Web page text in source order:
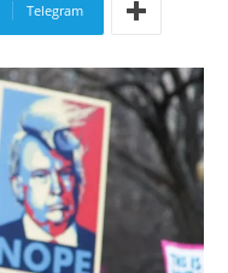
Telegram